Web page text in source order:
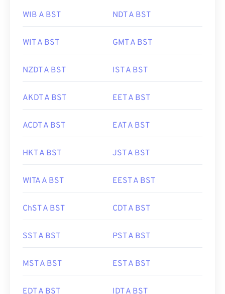
WIB A BST NDT A BST
WIT A BST GMT A BST
NZDT A BST IST A BST
AKDT A BST EET A BST
ACDT A BST EAT A BST
HKT A BST JST A BST
WITA A BST EEST A BST
ChST A BST CDT A BST
SST A BST PST A BST
MST A BST EST A BST
EDT A BST IDT A BST